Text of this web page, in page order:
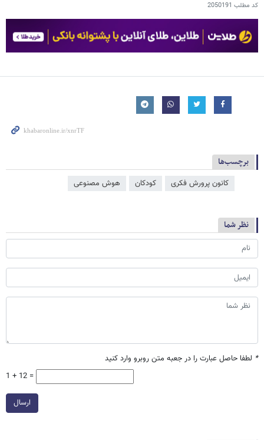
کد مطلب 2050191
برچسب‌ها
کانون پرورش فکری کودکان هوش مصنوعی
نظر شما
* لطفا حاصل عبارت را در جعبه متن روبرو وارد کنید
1 + 12 =
ارسال